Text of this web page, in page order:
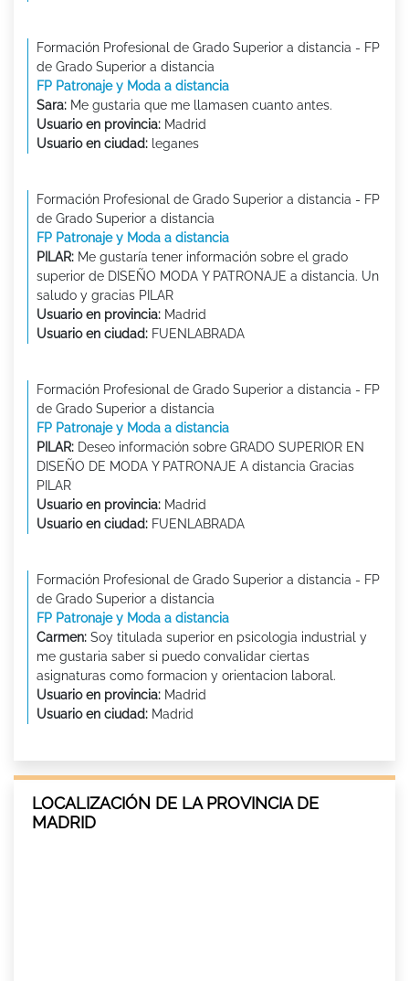
Formación Profesional de Grado Superior a distancia - FP
de Grado Superior a distancia
FP Patronaje y Moda a distancia
Sara: Me gustaria que me llamasen cuanto antes.
Usuario en provincia: Madrid
Usuario en ciudad: leganes
Formación Profesional de Grado Superior a distancia - FP
de Grado Superior a distancia
FP Patronaje y Moda a distancia
PILAR: Me gustaría tener información sobre el grado
superior de DISEÑO MODA Y PATRONAJE a distancia. Un
saludo y gracias PILAR
Usuario en provincia: Madrid
Usuario en ciudad: FUENLABRADA
Formación Profesional de Grado Superior a distancia - FP
de Grado Superior a distancia
FP Patronaje y Moda a distancia
PILAR: Deseo información sobre GRADO SUPERIOR EN
DISEÑO DE MODA Y PATRONAJE A distancia Gracias
PILAR
Usuario en provincia: Madrid
Usuario en ciudad: FUENLABRADA
Formación Profesional de Grado Superior a distancia - FP
de Grado Superior a distancia
FP Patronaje y Moda a distancia
Carmen: Soy titulada superior en psicologia industrial y
me gustaria saber si puedo convalidar ciertas
asignaturas como formacion y orientacion laboral.
Usuario en provincia: Madrid
Usuario en ciudad: Madrid
LOCALIZACIÓN DE LA PROVINCIA DE
MADRID